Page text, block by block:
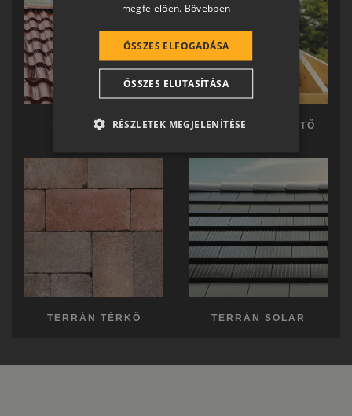
TERRÁN TETŐ TERRÁN KÉSZTETŐ
TERRÁN TÉRKŐ TERRÁN SOLAR
ROMANIAN
CROATIAN
SR
RO-HU
megfelelően. Bővebben
ÖSSZES ELFOGADÁSA
ÖSSZES ELUTASÍTÁSA
RÉSZLETEK MEGJELENÍTÉSE